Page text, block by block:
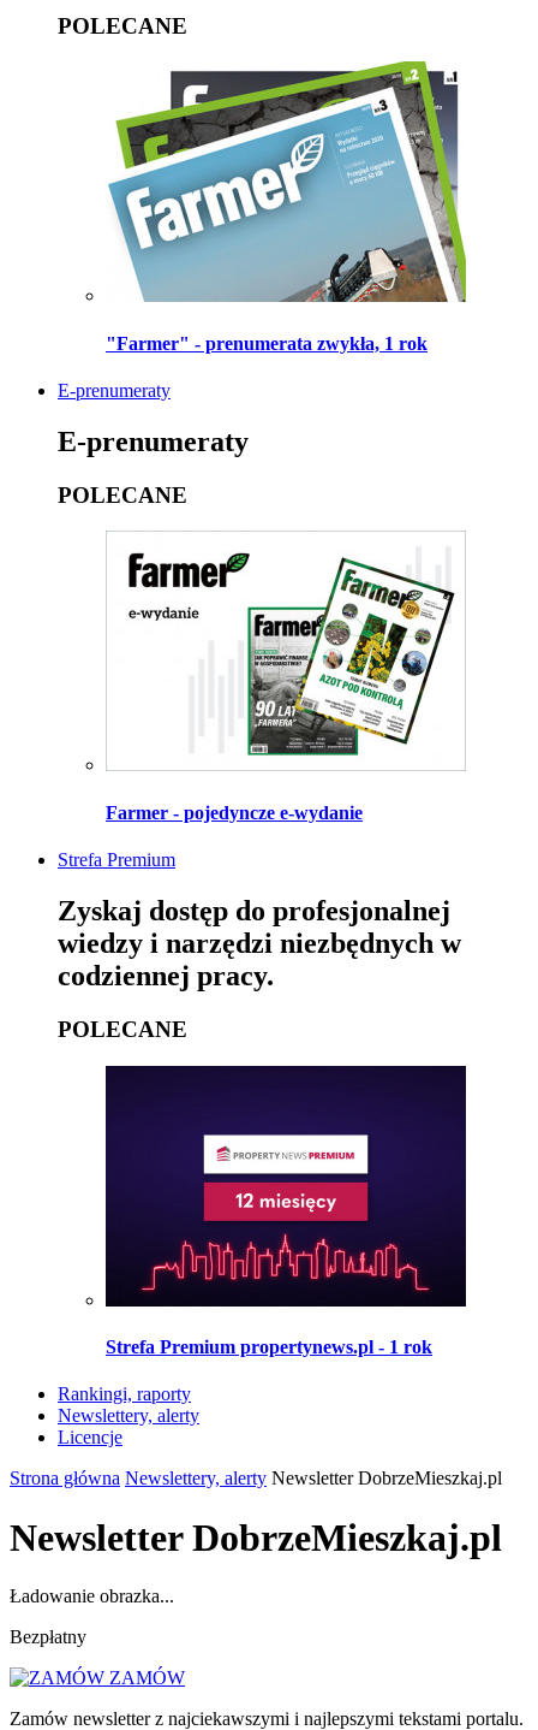
POLECANE
"Farmer" - prenumerata zwykła, 1 rok
E-prenumeraty
E-prenumeraty
POLECANE
Farmer - pojedyncze e-wydanie
Strefa Premium
Zyskaj dostęp do profesjonalnej
wiedzy i narzędzi niezbędnych w
codziennej pracy.
POLECANE
Strefa Premium propertynews.pl - 1 rok
Rankingi, raporty
Newslettery, alerty
Licencje
Strona główna Newslettery, alerty Newsletter DobrzeMieszkaj.pl
Newsletter DobrzeMieszkaj.pl
Ładowanie obrazka...
Bezpłatny
ZAMÓW
Zamów newsletter z najciekawszymi i najlepszymi tekstami portalu.